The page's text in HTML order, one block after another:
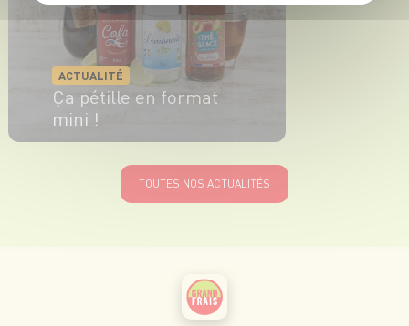
ACTUALITÉ
Ça pétille en format
mini !
TOUTES NOS ACTUALITÉS